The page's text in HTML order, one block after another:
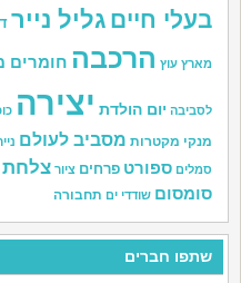
בעלי חיים גליל נייר
מארץ עוץ הרכבה חומרים
לסביבה יום הולדת יצירה
מנקי מקטרות מסביב לעולם
סמלים ספורט פרחים ציור צלחת
סומסום שודדי ים תחבורה
שתפו חברים